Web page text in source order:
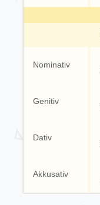
Nominativ
Genitiv
Dativ
Akkusativ